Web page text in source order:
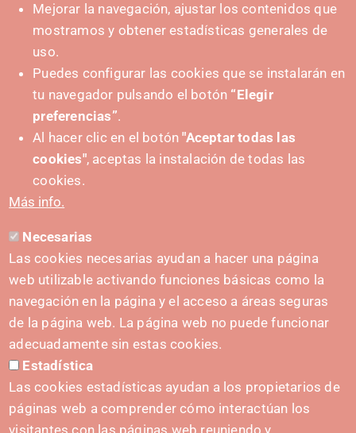
SUSTATZAILEA
HARREMANETARAKO
hola@irisnavarra.com
(+34) 628 23 12 32
C. del Sadar, 31006 Pamplona
Harremanetarako formularioa
Prentsa-kita
Mejorar la navegación, ajustar los contenidos que
mostramos y obtener estadísticas generales de
uso.
Puedes configurar las cookies que se instalarán en
tu navegador pulsando el botón “Elegir
preferencias”.
Al hacer clic en el botón"Aceptar todas las
cookies", aceptas la instalación de todas las
cookies.
Más info.
Necesarias
Las cookies necesarias ayudan a hacer una página
web utilizable activando funciones básicas como la
navegación en la página y el acceso a áreas seguras
de la página web. La página web no puede funcionar
adecuadamente sin estas cookies.
Estadística
Las cookies estadísticas ayudan a los propietarios de
páginas web a comprender cómo interactúan los
visitantes con las páginas web reuniendo y